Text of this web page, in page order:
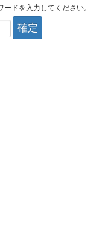
ドを入力してください。